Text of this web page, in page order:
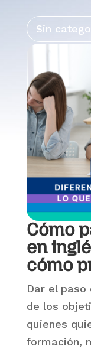
Sin
Cómo
en
cómo
Dar el paso
de los
quienes
formación,